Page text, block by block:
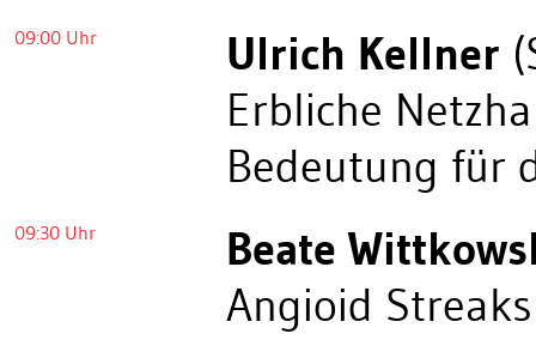
09:00 Uhr Ulrich Kellner
Erbliche
Bedeutung für
09:30 Uhr
Beate
Angioid Streaks